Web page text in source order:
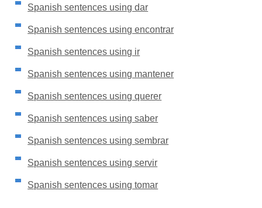
Spanish sentences using dar
Spanish sentences using encontrar
Spanish sentences using ir
Spanish sentences using mantener
Spanish sentences using querer
Spanish sentences using saber
Spanish sentences using sembrar
Spanish sentences using servir
Spanish sentences using tomar